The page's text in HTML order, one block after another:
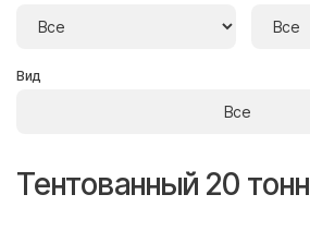
Вид
Тентованный 20 тонн